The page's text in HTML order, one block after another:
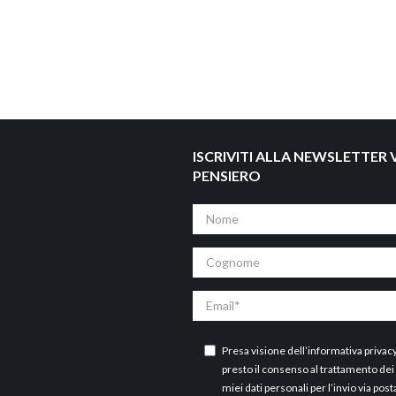
ISCRIVITI ALLA NEWSLETTER
PENSIERO
Nome
Cognome
Email
Presa visione dell’informativa privacy
presto il consenso al trattamento dei
miei dati personali per l’invio via